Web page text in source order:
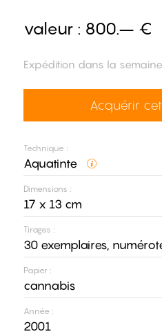
Technique :
Aquatinte
Dimensions :
17 x 13 cm
Tirages :
30 exemplaires,
Papier :
cannabis
Année :
2001
valeur : 800.– €
Expédition dans la semaine
Acquérir